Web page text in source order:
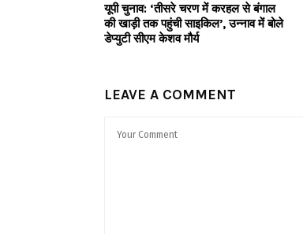
यूपी चुनाव: ‘तीसरे चरण में करहल से बंगाल
की खाड़ी तक पहुंची साइकिल’, उन्नाव में बोले
डेप्युटी सीएम केशव मौर्य
LEAVE A COMMENT